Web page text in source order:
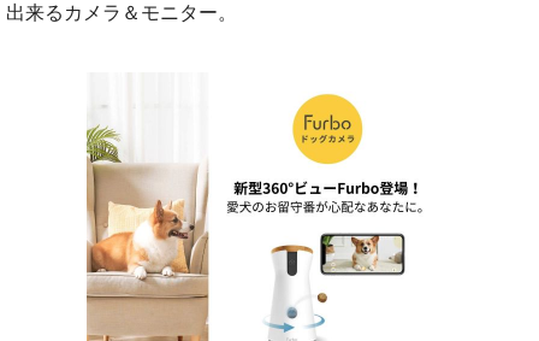
出来るカメラ＆モニター。